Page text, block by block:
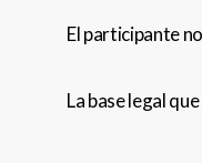
El participante
La base legal